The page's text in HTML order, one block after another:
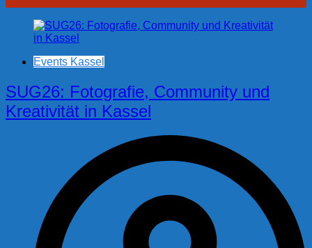
Events Kassel
SUG26: Fotografie, Community und
Kreativität in Kassel